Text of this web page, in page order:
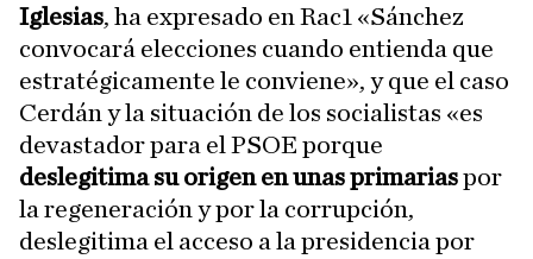
Iglesias, ha expresado en Rac1 «Sánchez
convocará elecciones cuando entienda que
estratégicamente le conviene», y que el caso
Cerdán y la situación de los socialistas «es
devastador para el PSOE porque
deslegitima su origen en unas primariaspor
la regeneración y por la corrupción,
deslegitima el acceso a la presidencia por